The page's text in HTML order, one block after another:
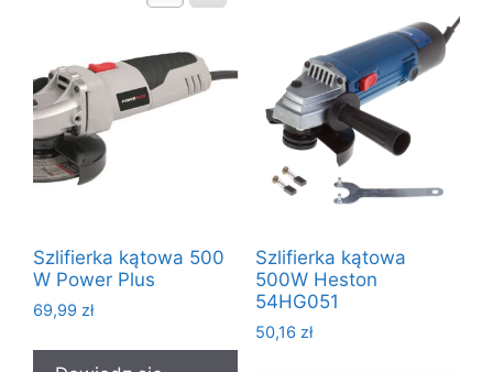
Szlifierka kątowa 500
W Power Plus
69,99 zł
Szlifierka kątowa
500W Heston
54HG051
50,16 zł